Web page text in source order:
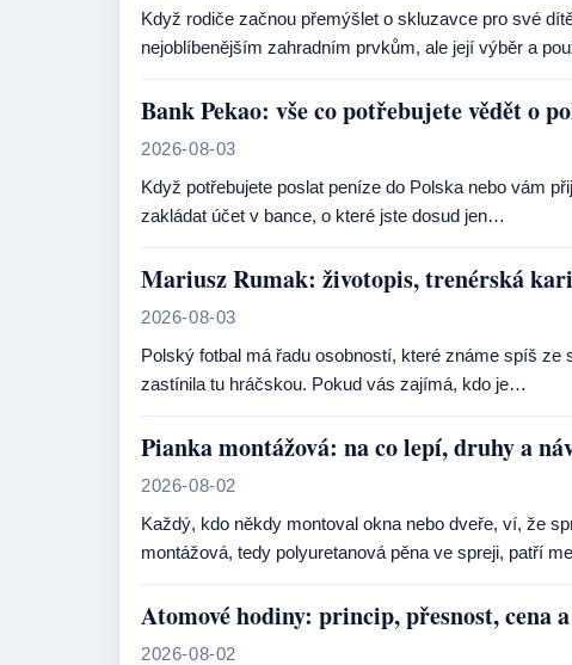
Když rodiče začnou přemýšlet o skluzavce pro své
nejoblíbenějším zahradním prvkům, ale její výběr a
Bank Pekao: vše co potřebujete vědět o
2026-08-03
Když potřebujete poslat peníze do Polska nebo vám
zakládat účet v bance, o které jste dosud jen…
Mariusz Rumak: životopis, trenérská
2026-08-03
Polský fotbal má řadu osobností, které známe spíš
zastínila tu hráčskou. Pokud vás zajímá, kdo je…
Pianka montážová: na co lepí, druhy a
2026-08-02
Každý, kdo někdy montoval okna nebo dveře, ví, že
montážová, tedy polyuretanová pěna ve spreji, patří
Atomové hodiny: princip, přesnost, cena
2026-08-02